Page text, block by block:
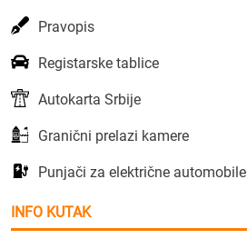
Pravopis
Registarske tablice
Autokarta Srbije
Granični prelazi kamere
Punjači za električne automobile
INFO KUTAK